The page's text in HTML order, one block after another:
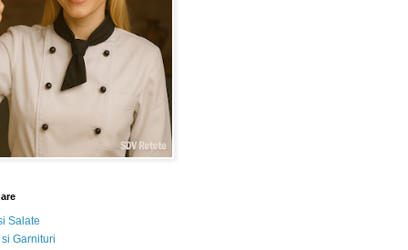
Salate
Garnituri